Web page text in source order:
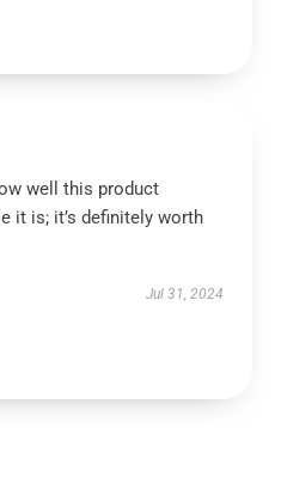
well this product
it is; it’s definitely worth
Jul 31, 2024